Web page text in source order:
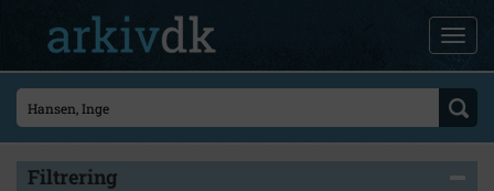
Filtrering